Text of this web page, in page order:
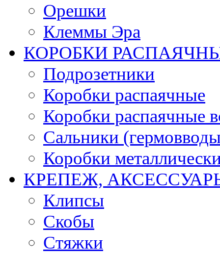
Орешки
Клеммы Эра
КОРОБКИ
Подрозетники
Коробки распаячные
Коробки распаячные
Сальники
Коробки
КРЕПЕЖ,
Клипсы
Скобы
Стяжки